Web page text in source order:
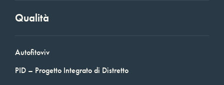
Qualità
Autofitoviv
PID – Progetto Integrato di Distretto